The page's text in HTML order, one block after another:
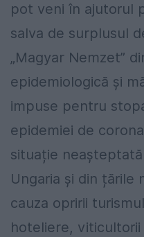
pot veni în ajutorul
salva de surplusul
„Magyar Nemzet”
epidemiologică și
impuse pentru
epidemiei de
situație
Ungaria și din țările
cauza opririi
hoteliere,